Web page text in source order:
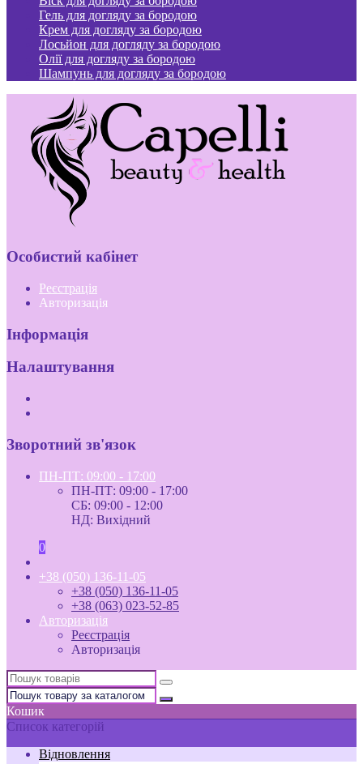
Гель для догляду за бородою
Крем для догляду за бородою
Лосьйон для догляду за бородою
Олії для догляду за бородою
Шампунь для догляду за бородою
Особистий кабінет
Реєстрація
Авторизація
Інформація
Налаштування
Зворотний зв'язок
ПН-ПТ: 09:00 - 17:00
ПН-ПТ: 09:00 - 17:00
СБ: 09:00 - 12:00
НД: Вихідний
0
+38 (050) 136-11-05
+38 (050) 136-11-05
+38 (063) 023-52-85
Авторизація
Реєстрація
Авторизація
Кошик
Список категорій
Відновлення